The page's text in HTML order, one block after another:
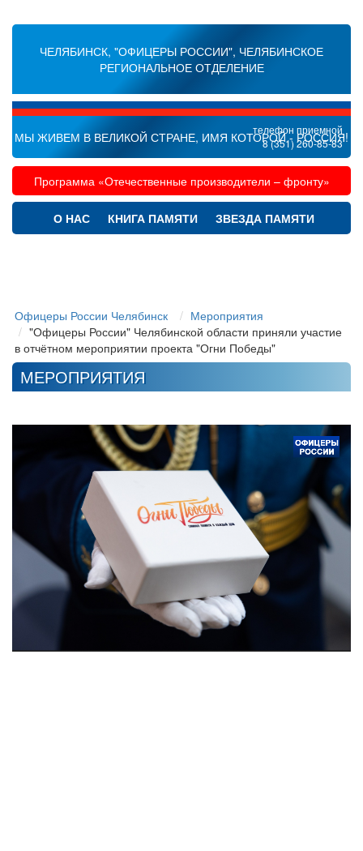
ЧЕЛЯБИНСК, "ОФИЦЕРЫ РОССИИ", ЧЕЛЯБИНСКОЕ
РЕГИОНАЛЬНОЕ ОТДЕЛЕНИЕ
МЫ ЖИВЕМ В ВЕЛИКОЙ СТРАНЕ, ИМЯ КОТОРОЙ - РОССИЯ!
телефон приемной
8 (351) 260-85-83
Программа «Отечественные производители – фронту»
О НАС КНИГА ПАМЯТИ
ЗВЕЗДА ПАМЯТИ
Офицеры России Челябинск
Мероприятия
"Офицеры России" Челябинской области приняли участие
в отчётном мероприятии проекта "Огни Победы"
МЕРОПРИЯТИЯ